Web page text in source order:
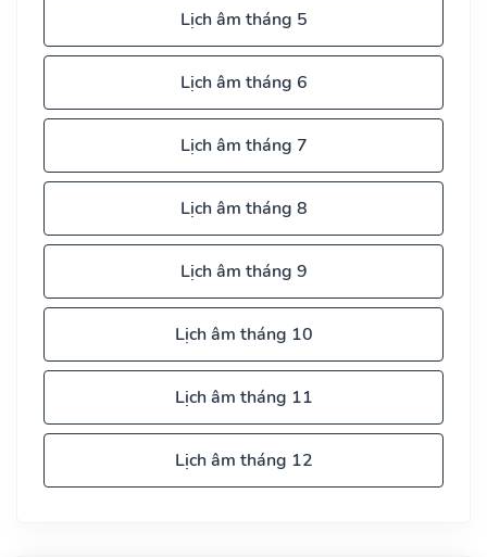
Lịch âm tháng 5
Lịch âm tháng 6
Lịch âm tháng 7
Lịch âm tháng 8
Lịch âm tháng 9
Lịch âm tháng 10
Lịch âm tháng 11
Lịch âm tháng 12